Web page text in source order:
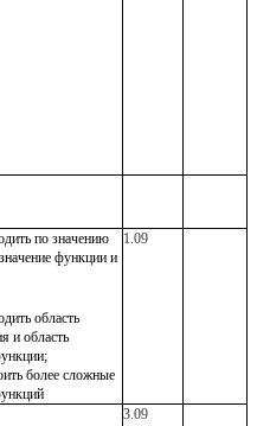
по значению
функции и
область
и область
более сложные
1.09
3.09